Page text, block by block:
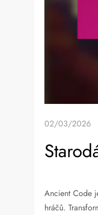
02/03/2026
Ancient Code
hráčů.